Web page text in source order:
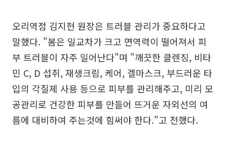
오리역점 김지현 원장은 트러블 관리가 중요하다고
말했다. "봄은 일교차가 크고 면역력이 떨어져서 피
부 트러블이 자주 일어난다"며 "깨끗한 클렌징, 비타
민 C, D 섭취, 재생크림, 케어, 겔마스크, 부드러운 타
입의 각질제 사용 등으로 피부를 관리해주고, 미리 모
공관리로 건강한 피부를 만들어 뜨거운 자외선의 여
름에 대비하여 주는것에 힘써야 한다."고 전했다.